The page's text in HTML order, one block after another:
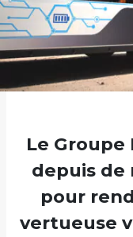
Le
depuis de
pour
vertueuse